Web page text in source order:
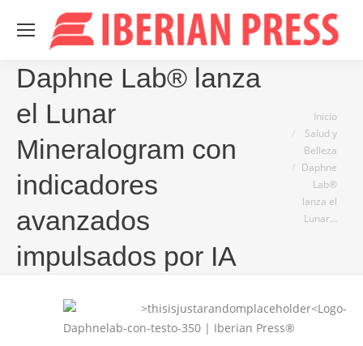
Daphne Lab® lanza
el Lunar
Mineralogram con
indicadores
avanzados
impulsados por IA
Estás aquí:
Inicio
Salud y
Belleza
Daphne
Lab®
lanza el
Lunar…